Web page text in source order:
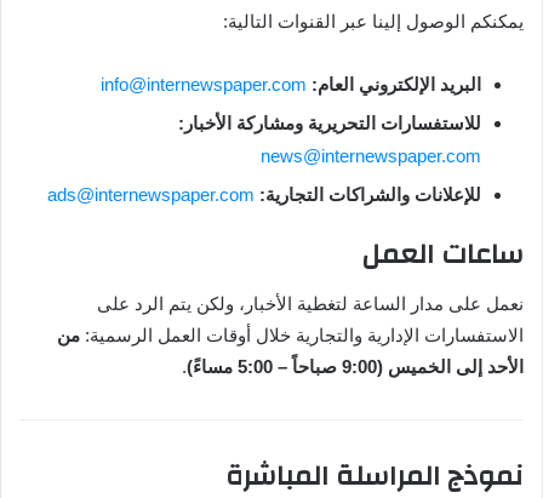
يمكنكم الوصول إلينا عبر القنوات التالية:
البريد الإلكتروني العام: info@internewspaper.com
للاستفسارات التحريرية ومشاركة الأخبار:
news@internewspaper.com
للإعلانات والشراكات التجارية: ads@internewspaper.com
ساعات العمل
نعمل على مدار الساعة لتغطية الأخبار، ولكن يتم الرد على
الاستفسارات الإدارية والتجارية خلال أوقات العمل الرسمية: من
الأحد إلى الخميس (9:00 صباحاً – 5:00 مساءً)
.
نموذج المراسلة المباشرة